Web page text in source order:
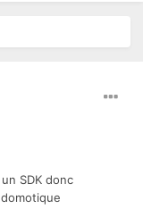
SDK donc